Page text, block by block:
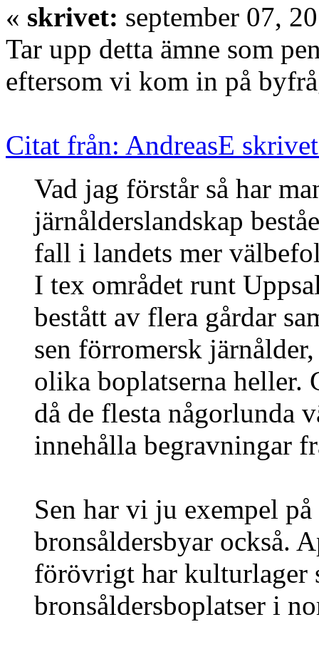
« skrivet: september 07,
Tar upp detta ämne som
eftersom vi kom in på
Citat från: AndreasE
Vad jag förstår så har
järnålderslandskap
fall i landets mer
I tex området runt
bestått av flera gårdar
sen förromersk
olika boplatserna heller.
då de flesta någorlunda
innehålla begravningar
Sen har vi ju exempel
bronsåldersbyar också.
förövrigt har kulturlager
bronsåldersboplatser i